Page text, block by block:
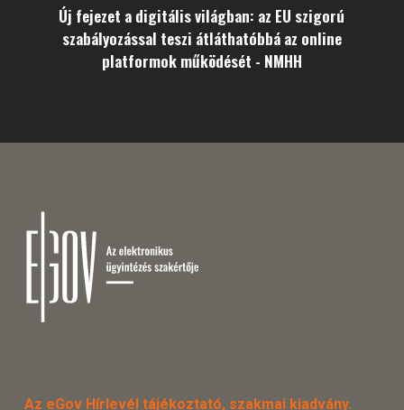
Új fejezet a digitális világban: az EU szigorú
szabályozással teszi átláthatóbbá az online
platformok működését - NMHH
Az eGov Hírlevél tájékoztató, szakmai kiadvány.